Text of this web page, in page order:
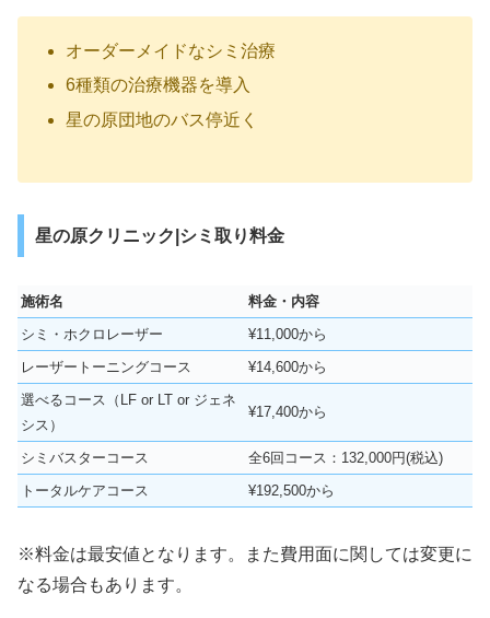
オーダーメイドなシミ治療
6種類の治療機器を導入
星の原団地のバス停近く
星の原クリニック|シミ取り料金
施術名
料金・内容
シミ・ホクロレーザー
¥11,000から
レーザートーニングコース
¥14,600から
選べるコース（LF or LT or ジェネ
シス）
¥17,400から
シミバスターコース
全6回コース：132,000円(税込)
トータルケアコース
¥192,500から
※料金は最安値となります。また費用面に関しては変更に
なる場合もあります。